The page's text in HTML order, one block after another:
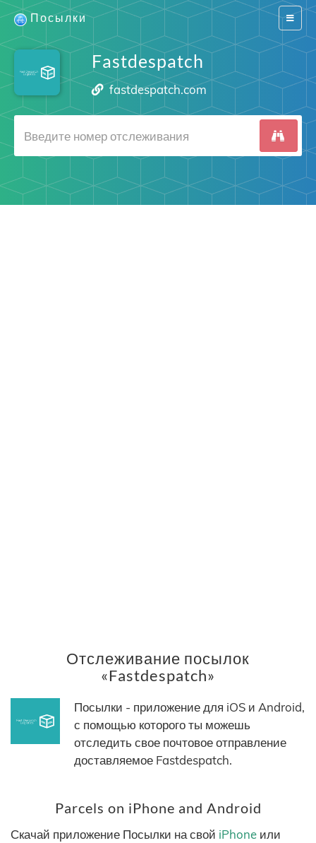
Switch
Посылки
Fastdespatch
fastdespatch.com
Отслеживание посылок
«Fastdespatch»
Посылки - приложение для iOS и Android,
с помощью которого ты можешь
отследить свое почтовое отправление
доставляемое Fastdespatch.
Parcels on iPhone and Android
Скачай приложение Посылки на свой iPhone или